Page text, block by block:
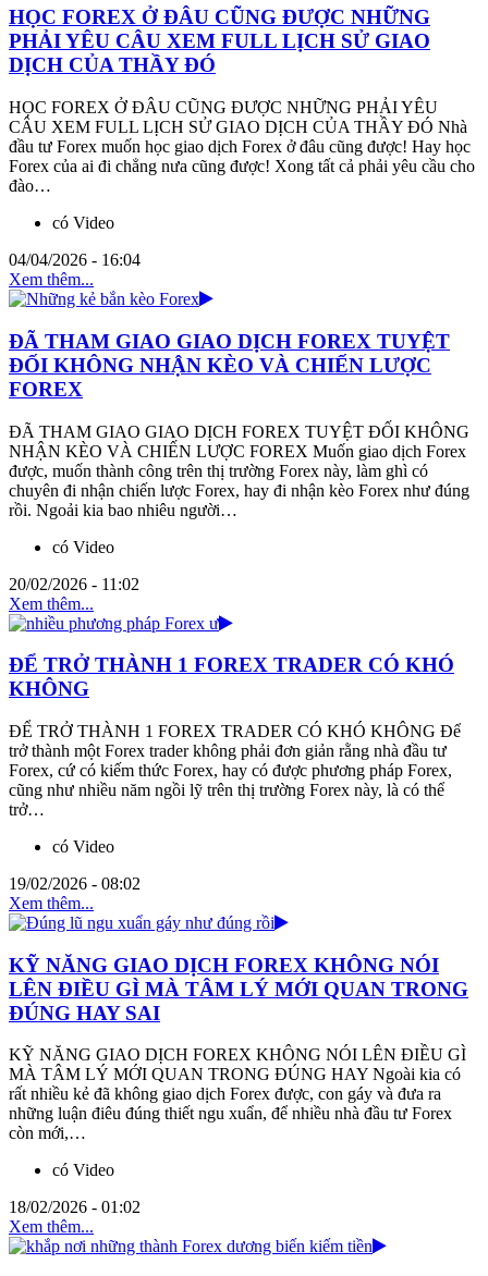
HỌC FOREX Ở ĐÂU CŨNG ĐƯỢC NHỮNG
PHẢI YÊU CÂU XEM FULL LỊCH SỬ GIAO
DỊCH CỦA THẦY ĐÓ
HỌC FOREX Ở ĐÂU CŨNG ĐƯỢC NHỮNG PHẢI YÊU
CÂU XEM FULL LỊCH SỬ GIAO DỊCH CỦA THẦY ĐÓ Nhà
đầu tư Forex muốn học giao dịch Forex ở đâu cũng được! Hay học
Forex của ai đi chẳng nưa cũng được! Xong tất cả phải yêu cầu cho
đào…
có Video
04/04/2026 - 16:04
Xem thêm...
ĐÃ THAM GIAO GIAO DỊCH FOREX TUYỆT
ĐỐI KHÔNG NHẬN KÈO VÀ CHIẾN LƯỢC
FOREX
ĐÃ THAM GIAO GIAO DỊCH FOREX TUYỆT ĐỐI KHÔNG
NHẬN KÈO VÀ CHIẾN LƯỢC FOREX Muốn giao dịch Forex
được, muốn thành công trên thị trường Forex này, làm ghì có
chuyên đi nhận chiến lược Forex, hay đi nhận kèo Forex như đúng
rồi. Ngoải kia bao nhiêu người…
có Video
20/02/2026 - 11:02
Xem thêm...
ĐỂ TRỞ THÀNH 1 FOREX TRADER CÓ KHÓ
KHÔNG
ĐỂ TRỞ THÀNH 1 FOREX TRADER CÓ KHÓ KHÔNG Để
trở thành một Forex trader không phải đơn giản rằng nhà đầu tư
Forex, cứ có kiếm thức Forex, hay có được phương pháp Forex,
cũng như nhiều năm ngồi lỹ trên thị trường Forex này, là có thể
trở…
có Video
19/02/2026 - 08:02
Xem thêm...
KỸ NĂNG GIAO DỊCH FOREX KHÔNG NÓI
LÊN ĐIỀU GÌ MÀ TÂM LÝ MỚI QUAN TRONG
ĐÚNG HAY SAI
KỸ NĂNG GIAO DỊCH FOREX KHÔNG NÓI LÊN ĐIỀU GÌ
MÀ TÂM LÝ MỚI QUAN TRONG ĐÚNG HAY Ngoài kia có
rất nhiều kẻ đã không giao dịch Forex được, con gáy và đưa ra
những luận điêu đúng thiết ngu xuẩn, để nhiều nhà đầu tư Forex
còn mới,…
có Video
18/02/2026 - 01:02
Xem thêm...